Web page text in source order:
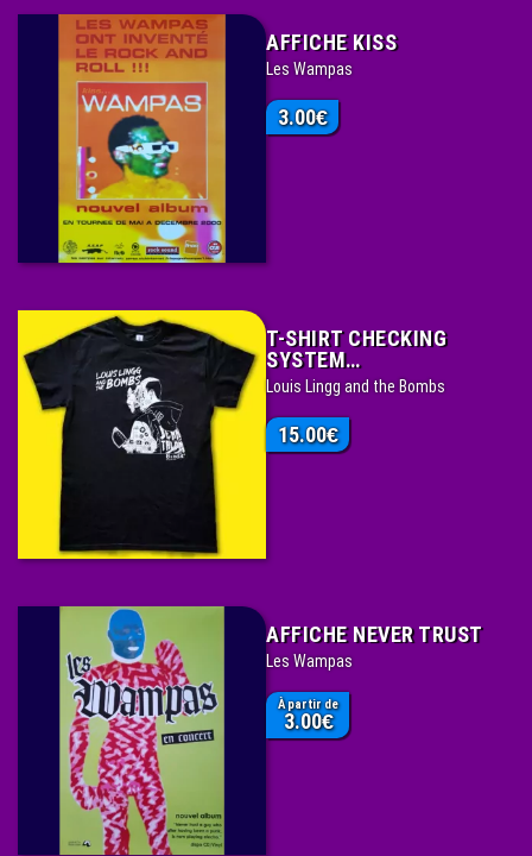
AFFICHE KISS
Les Wampas
3.00€
T-SHIRT CHECKING
SYSTEM…
Louis Lingg and the Bombs
15.00€
AFFICHE NEVER TRUST
Les Wampas
À partir de
3.00€